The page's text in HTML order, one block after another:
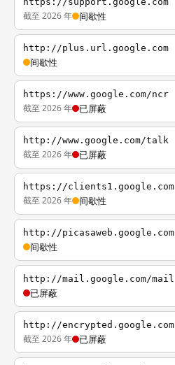
截至 2026 年 间歇性
http://plus.url.google.com
间歇性
https://www.google.com/ncr
截至 2026 年 已屏蔽
http://www.google.com/talk
截至 2026 年 已屏蔽
https://clients1.google.com
截至 2026 年 间歇性
http://picasaweb.google.com
间歇性
http://mail.google.com/mail
已屏蔽
http://encrypted.google.com
截至 2026 年 已屏蔽